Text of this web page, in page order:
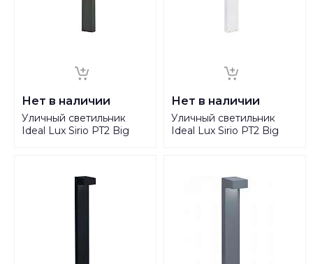
Нет в наличии
Уличный светильник
Ideal Lux Sirio PT2 Big
Нет в наличии
Уличный светильник
Ideal Lux Sirio PT2 Big